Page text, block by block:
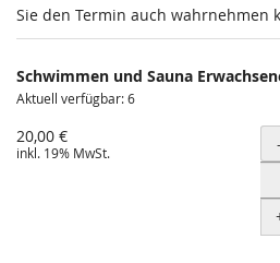
Sie den Termin auch wahrnehmen
Schwimmen und Sauna
Aktuell verfügbar: 6
20,00 €
inkl. 19% MwSt. -